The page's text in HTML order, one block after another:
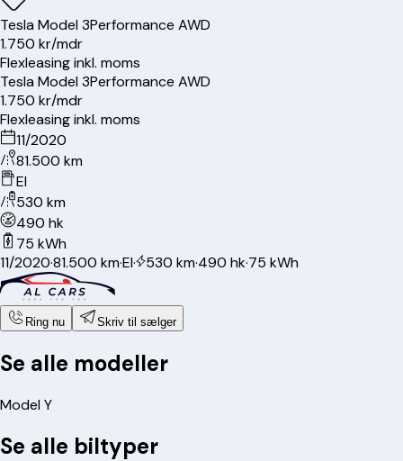
TeslaModel 3Performance AWD
1.750 kr/mdr
Flexleasing inkl. moms
TeslaModel 3Performance AWD
1.750 kr/mdr
Flexleasing inkl. moms
11/2020
81.500 km
El
530 km
490 hk
75 kWh
11/2020·81.500 km·El· 530 km·490 hk·75 kWh
Ring nu Skriv til sælger
Se alle modeller
Model Y
Se alle biltyper